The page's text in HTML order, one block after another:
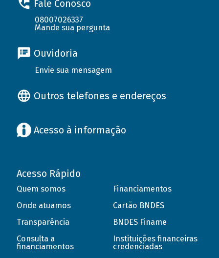
Fale Conosco
08007026337
Mande sua pergunta
Ouvidoria
Envie sua mensagem
Outros telefones e endereços
Acesso à informação
Acesso Rápido
Quem somos
Onde atuamos
Transparência
Consulta a
financiamentos
Financiamentos
Cartão BNDES
BNDES Finame
Instituições financeiras
credenciadas